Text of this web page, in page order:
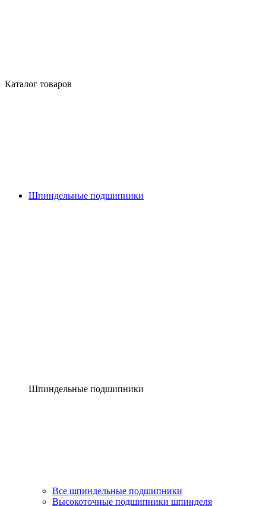
Каталог товаров
Шпиндельные подшипники
Шпиндельные подшипники
Все шпиндельные подшипники
Высокоточные подшипники шпинделя